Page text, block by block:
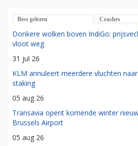
Best gelezen Crashes
Donkere wolken boven IndiGo:
vloot weg
31 jul 26
KLM annuleert meerdere vluchten
staking
05 aug 26
Transavia opent komende winter
Brussels Airport
05 aug 26